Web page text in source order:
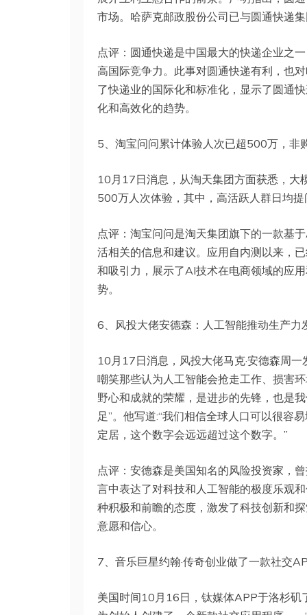
市场。哈萨克邮政股份公司已与圆通快递
点评：圆通快递是中国最大的快递企业之
高国际竞争力。此事对圆通快递有利，也
了快递业的国际化和标准化，显示了圆通
化和高效化的趋势。
5、淘宝问问累计体验人次已超500万，非
10月17日消息，从淘天集团方面获悉，大
500万人次体验，其中，高活跃人群日均
点评：淘宝问问是淘天集团旗下的一款基
活相关的信息和建议。应用自内测以来，
和吸引力，展示了AI技术在电商领域的应
势。
6、风投大佬安德森：人工智能推动生产
10月17日消息，风投大佬马克·安德森周
嘲笑那些认为人工智能会抢走工作、损害
野心和成就的荣耀，是进步的先锋，也是
足”。他写道:“我们相信全球人口可以很容
定居，这个数字会远远超过这个数字。”
点评：安德森是美国知名的风险投资家，
言中表达了对科技和人工智能的极度乐观
种积极和前瞻的态度，激发了科技创新和
意愿和信心。
7、音乐巨星约翰·传奇创业做了一款社交
美国时间10月16日，钛媒体APP于洛杉矶